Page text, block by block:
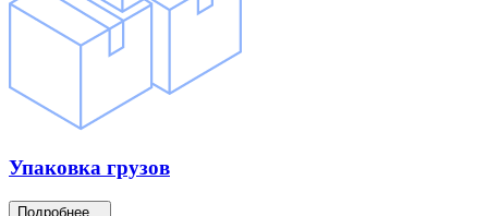
Упаковка грузов
Подробнее